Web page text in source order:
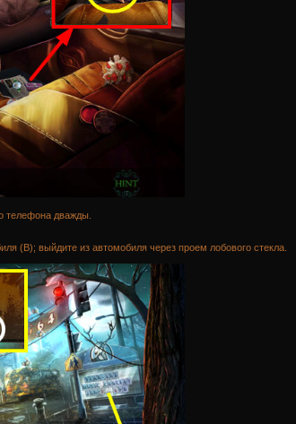
телефона дважды.
(В); выйдите из автомобиля через проем лобового стекла.